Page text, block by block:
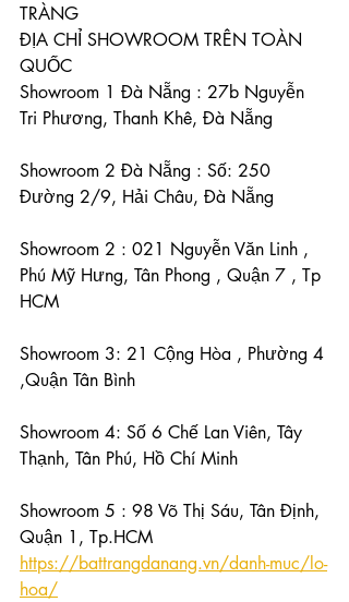
TRÀNG
ĐỊA CHỈ SHOWROOM TRÊN TOÀN
QUỐC
Showroom 1 Đà Nẵng : 27b Nguyễn
Tri Phương, Thanh Khê, Đà Nẵng
Showroom 2 Đà Nẵng : Số: 250
Đường 2/9, Hải Châu, Đà Nẵng
Showroom 2 : 021 Nguyễn Văn Linh ,
Phú Mỹ Hưng, Tân Phong , Quận 7 , Tp
HCM
Showroom 3: 21 Cộng Hòa , Phường 4
,Quận Tân Bình
Showroom 4: Số 6 Chế Lan Viên, Tây
Thạnh, Tân Phú, Hồ Chí Minh
Showroom 5 : 98 Võ Thị Sáu, Tân Định,
Quận 1, Tp.HCM
https://battrangdanang.vn/danh-muc/lo-
hoa/